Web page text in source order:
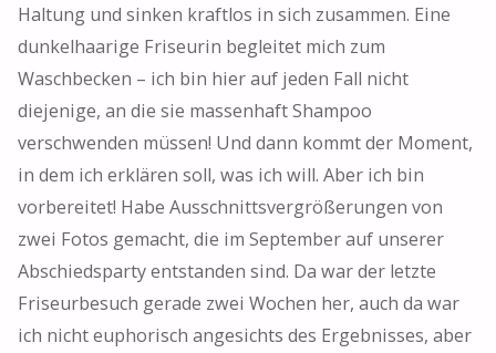
Haltung und sinken kraftlos in sich zusammen. Eine
dunkelhaarige Friseurin begleitet mich zum
Waschbecken – ich bin hier auf jeden Fall nicht
diejenige, an die sie massenhaft Shampoo
verschwenden müssen! Und dann kommt der Moment,
in dem ich erklären soll, was ich will. Aber ich bin
vorbereitet! Habe Ausschnittsvergrößerungen von
zwei Fotos gemacht, die im September auf unserer
Abschiedsparty entstanden sind. Da war der letzte
Friseurbesuch gerade zwei Wochen her, auch da war
ich nicht euphorisch angesichts des Ergebnisses, aber